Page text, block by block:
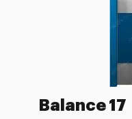
Balance 17